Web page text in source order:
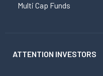
Multi Cap Funds
ATTENTION INVESTORS